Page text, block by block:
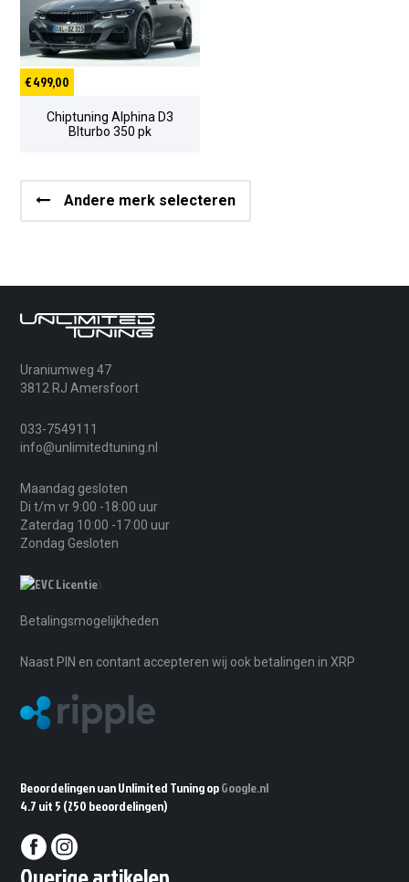
€ 499,00
Chiptuning Alphina D3
BIturbo 350 pk
Andere merk selecteren
Uraniumweg 47
3812 RJ Amersfoort
033-7549111
info@unlimitedtuning.nl
Maandag gesloten
Di t/m vr 9:00 -18:00 uur
Zaterdag 10:00 -17:00 uur
Zondag Gesloten
Betalingsmogelijkheden
Naast PIN en contant accepteren wij ook betalingen in XRP
Beoordelingen van Unlimited Tuning opGoogle.nl
4.7 uit 5 (250 beoordelingen)